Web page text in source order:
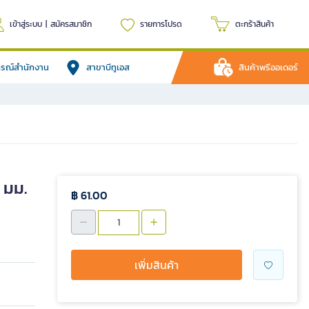
เข้าสู่ระบบ | สมัครสมาชิก รายการโปรด ตะกร้าสินค้า
รณ์สำนักงาน สาขาบีทูเอส สินค้าพรีออเดอร์
ม. ฿ 61.00
เพิ่มสินค้า